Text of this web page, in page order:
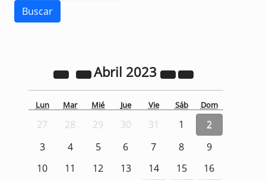
Abril 2023
Lun Mar Mié Jue Vie Sáb Dom
27 28 29 30 31 1
2
3
4 5 6 7 8
9
10
11 12 13 14 15
16